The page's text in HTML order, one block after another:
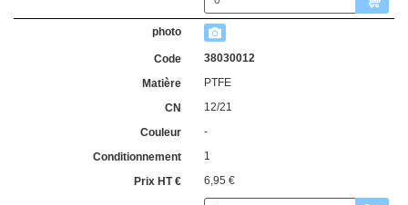
38030012
PTFE
12/21
-
1
6,95 €